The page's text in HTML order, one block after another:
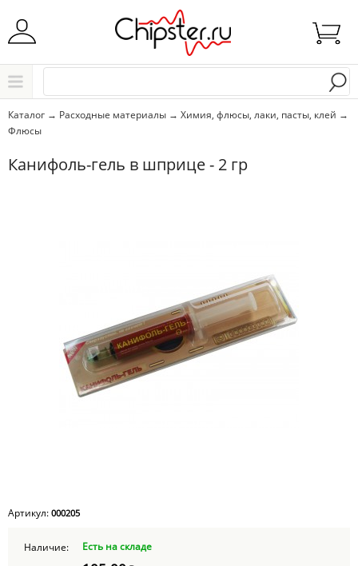
Начните водить название города..
Выбрать
Каталог → Расходные материалы → Химия, флюсы, лаки, пасты, клей →
Флюсы
Канифоль-гель в шприце - 2 гр
Артикул: 000205
Наличие:
Есть на складе